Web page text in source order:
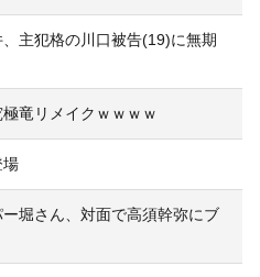
主犯格の川口被告(19)に無期
竜リメイクｗｗｗｗ
場
ー堀さん、対面で高須幹弥にブ